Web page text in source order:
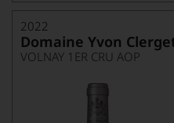
2022
Domaine Yvon
VOLNAY 1ER CRU AOP